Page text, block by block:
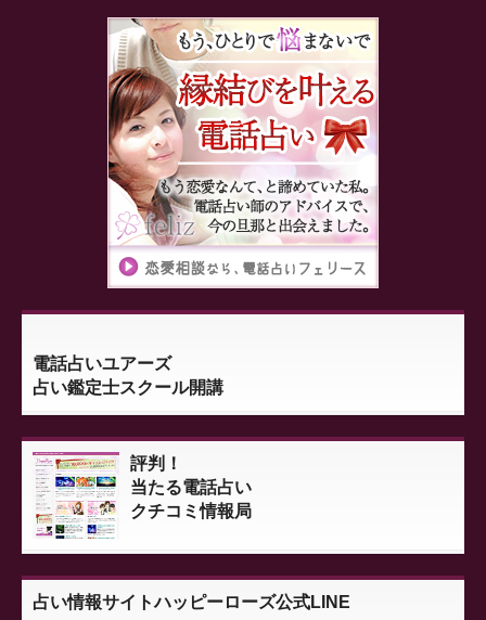
電話占いユアーズ
占い鑑定士スクール開講
評判！
当たる電話占い
クチコミ情報局
占い情報サイトハッピーローズ公式LINE